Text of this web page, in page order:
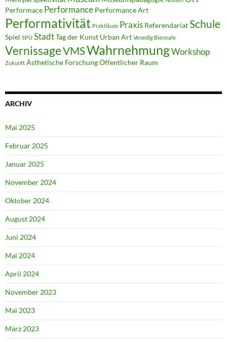
Performace Performance Performance Art
Performativität Praktikum Praxis ReferendariatSchule
Spiel SPÜ StadtTag der Kunst Urban Art Venedig Biennale
VernissageVMSWahrnehmungWorkshop
Zukunft Ästhetische ForschungÖffentlicher Raum
ARCHIV
Mai 2025
Februar 2025
Januar 2025
November 2024
Oktober 2024
August 2024
Juni 2024
Mai 2024
April 2024
November 2023
Mai 2023
März 2023